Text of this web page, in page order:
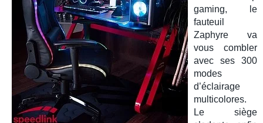
gaming, le
fauteuil
Zaphyre va
vous combler
avec ses 300
modes
d’éclairage
multicolores.
Le siège